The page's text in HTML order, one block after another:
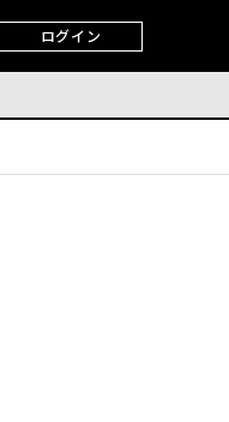
ログイン